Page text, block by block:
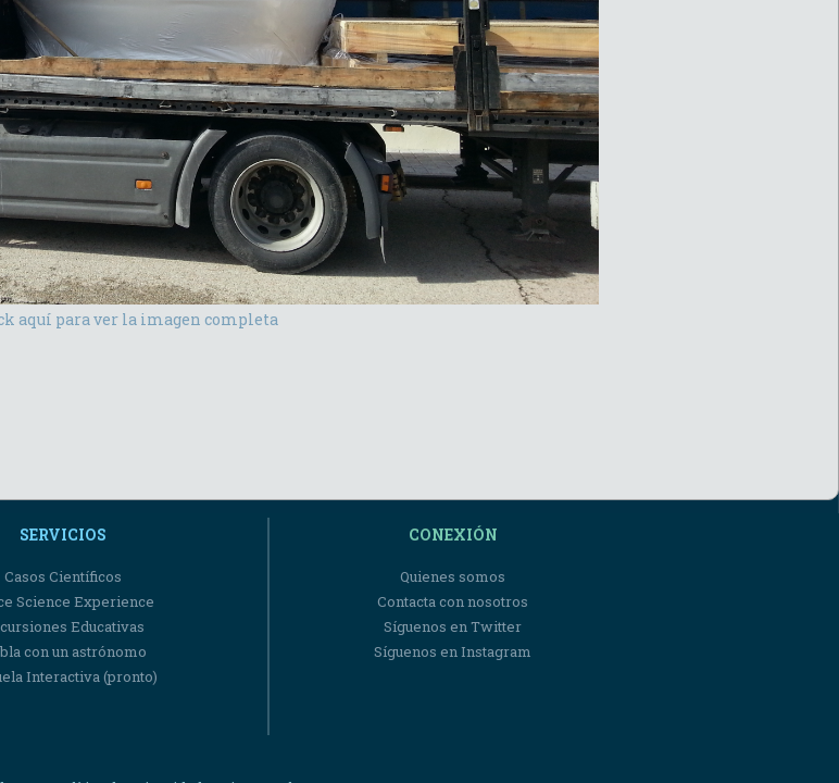
aquí para ver la imagen completa
SERVICIOS
Casos Científicos
Science Experience
Educativas
con un astrónomo
Interactiva (pronto)
CONEXIÓN
Quienes somos
Contacta con nosotros
Síguenos en Twitter
Síguenos en Instagram